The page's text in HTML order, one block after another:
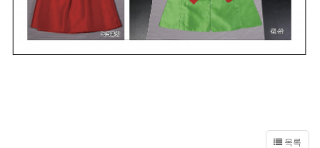
목록